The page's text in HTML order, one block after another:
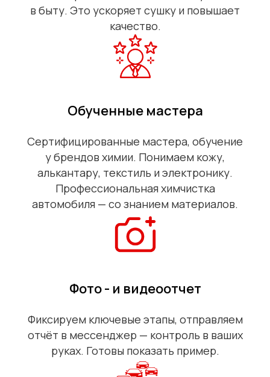
в быту. Это ускоряет сушку и повышает
качество.
Обученные мастера
Сертифицированные мастера, обучение
у брендов химии. Понимаем кожу,
алькантару, текстиль и электронику.
Профессиональная химчистка
автомобиля — со знанием материалов.
Фото - и видеоотчет
Фиксируем ключевые этапы, отправляем
отчёт в мессенджер — контроль в ваших
руках. Готовы показать пример.